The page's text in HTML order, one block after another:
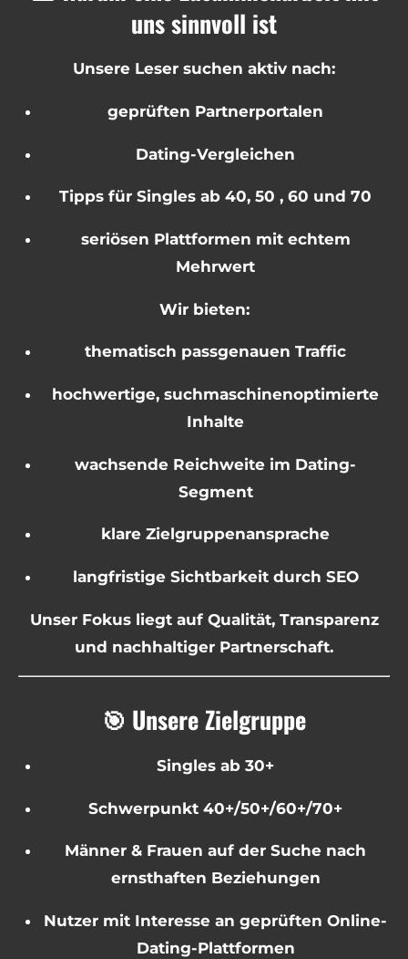
uns sinnvoll ist
Unsere Leser suchen aktiv nach:
geprüften Partnerportalen
Dating-Vergleichen
Tipps für Singles ab 40, 50 , 60 und 70
seriösen Plattformen mit echtem
Mehrwert
Wir bieten:
thematisch passgenauen Traffic
hochwertige, suchmaschinenoptimierte
Inhalte
wachsende Reichweite im Dating-
Segment
klare Zielgruppenansprache
langfristige Sichtbarkeit durch SEO
Unser Fokus liegt auf Qualität, Transparenz
und nachhaltiger Partnerschaft.
🎯 Unsere Zielgruppe
Singles ab 30+
Schwerpunkt 40+/50+/60+/70+
Männer & Frauen auf der Suche nach
ernsthaften Beziehungen
Nutzer mit Interesse an geprüften Online-
Dating-Plattformen